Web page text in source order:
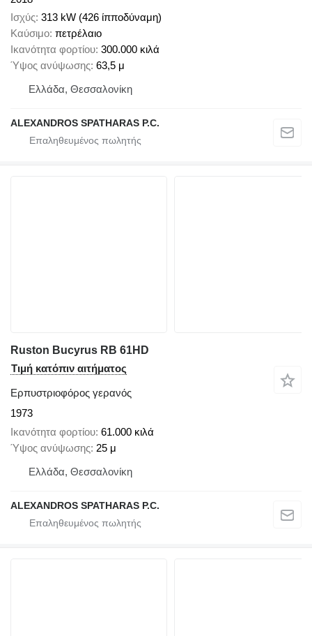
Ισχύς 313 kW (426 ίπποδύναμη)
Καύσιμο πετρέλαιο
Ικανότητα φορτίου 300.000 κιλά
Ύψος ανύψωσης 63,5 μ
Ελλάδα, Θεσσαλονίκη
ALEXANDROS SPATHARAS P.C.
Ruston Bucyrus RB 61HD
Τιμή κατόπιν αιτήματος
Ερπυστριοφόρος γερανός
1973
Ικανότητα φορτίου 61.000 κιλά
Ύψος ανύψωσης 25 μ
Ελλάδα, Θεσσαλονίκη
ALEXANDROS SPATHARAS P.C.